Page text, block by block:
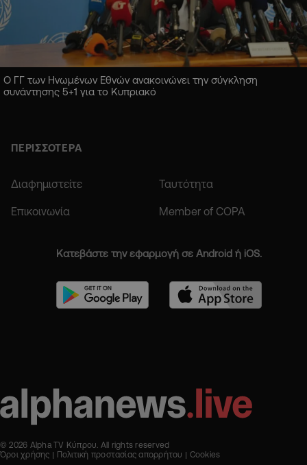
Ο ΓΓ των Ηνωμένων Εθνών ανακοινώνει την σύγκληση
συνάντησης 5+1 για το Κυπριακό
ΠΕΡΙΣΣΟΤΕΡΑ
Διαφημιστείτε Ταυτότητα
Επικοινωνία Member of COPA
Κατεβάστε την εφαρμογή σε Android ή iOS.
© 2026 Alpha TV Κύπρου. All rights reserved
Όροι χρήσης
Πολιτική προστασίας απορρήτου Cookies